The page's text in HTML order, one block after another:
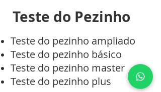
Teste do Pezinho
Teste do pezinho ampliado
Teste do pezinho básico
Teste do pezinho master
Teste do pezinho plus